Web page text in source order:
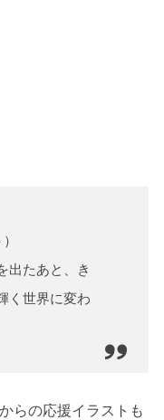
出たあと、き
く世界に変わ
らの応援イラストも